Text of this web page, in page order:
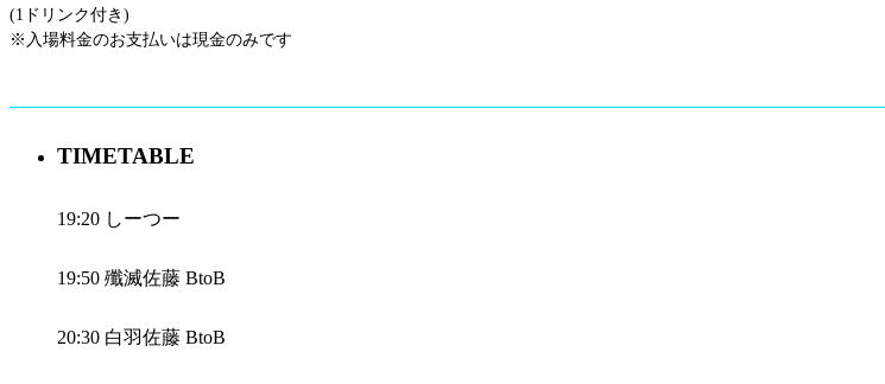
(1ドリンク付き)
※入場料金のお支払いは現金のみです
TIMETABLE
19:20 しーつー
19:50 殲滅佐藤 BtoB
20:30 白羽佐藤 BtoB